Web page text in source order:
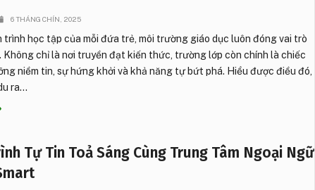
6 THÁNG CHÍN, 2025
trình học tập của mỗi đứa trẻ, môi trường giáo dục luôn đóng vai trò
Không chỉ là nơi truyền đạt kiến thức, trường lớp còn chính là chiếc
niềm tin, sự hứng khởi và khả năng tự bứt phá. Hiểu được điều đó,
ra...
Tự Tin Toả Sáng Cùng Trung Tâm Ngoại Ngữ